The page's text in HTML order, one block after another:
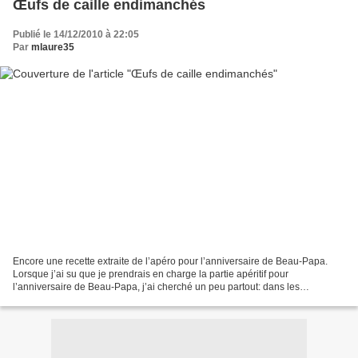
Œufs de caille endimanchés
Publié le 14/12/2010 à 22:05
Par mlaure35
Encore une recette extraite de l’apéro pour l’anniversaire de Beau-Papa.
Lorsque j’ai su que je prendrais en charge la partie apéritif pour
l’anniversaire de Beau-Papa, j’ai cherché un peu partout: dans les